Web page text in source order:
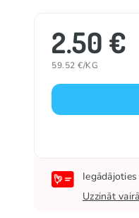
2.50 €
59.52 €/KG
Uzzināt